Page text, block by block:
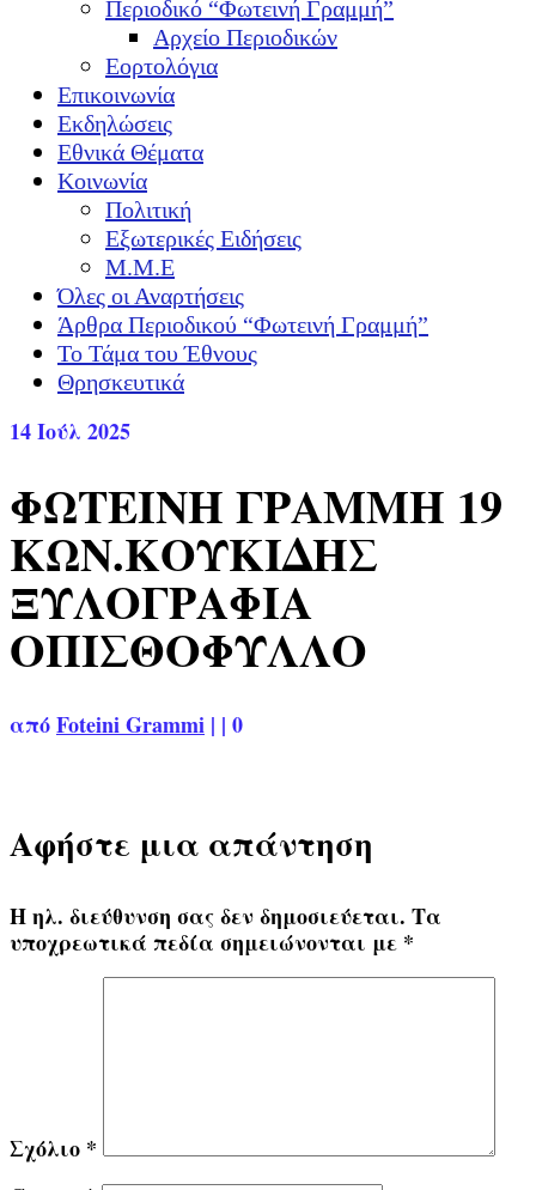
Περιοδικό “Φωτεινή Γραμμή”
Αρχείο Περιοδικών
Εορτολόγια
Επικοινωνία
Εκδηλώσεις
Εθνικά Θέματα
Κοινωνία
Πολιτική
Εξωτερικές Ειδήσεις
Μ.Μ.Ε
Όλες οι Αναρτήσεις
Άρθρα Περιοδικού “Φωτεινή Γραμμή”
Το Τάμα του Έθνους
Θρησκευτικά
14Ιούλ 2025
ΦΩΤΕΙΝΗ ΓΡΑΜΜΗ 19
ΚΩΝ.ΚΟΥΚΙΔΗΣ
ΞΥΛΟΓΡΑΦΙΑ
ΟΠΙΣΘΟΦΥΛΛΟ
απόFoteini Grammi | | 0
Αφήστε μια απάντηση
Η ηλ. διεύθυνση σας δεν δημοσιεύεται. Τα
υποχρεωτικά πεδία σημειώνονται με *
Σχόλιο *